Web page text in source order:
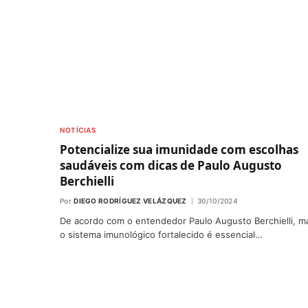
NOTÍCIAS
Potencialize sua imunidade com escolhas
saudáveis com dicas de Paulo Augusto
Berchielli
Por DIEGO RODRÍGUEZ VELÁZQUEZ 30/10/2024
De acordo com o entendedor Paulo Augusto Berchielli,
o sistema imunológico fortalecido é essencial…